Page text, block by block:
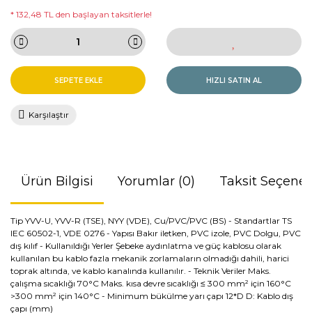
* 132,48 TL den başlayan taksitlerle!
SEPETE EKLE HIZLI SATIN AL
Karşılaştır
Ürün Bilgisi Yorumlar (0) Taksit
Tip YVV-U, YVV-R (TSE), NYY (VDE), Cu/PVC/PVC (BS) - Standartlar TS
IEC 60502-1, VDE 0276 - Yapısı Bakır iletken, PVC izole, PVC Dolgu, PVC
dış kılıf - Kullanıldığı Yerler Şebeke aydınlatma ve güç kablosu olarak
kullanılan bu kablo fazla mekanik zorlamaların olmadığı dahili, harici
toprak altında, ve kablo kanalında kullanılır. - Teknik Veriler Maks.
çalışma sıcaklığı 70°C Maks. kısa devre sıcaklığı ≤ 300 mm² için 160°C
>300 mm² için 140°C - Minimum bükülme yarı çapı 12*D D: Kablo dış
çapı (mm)